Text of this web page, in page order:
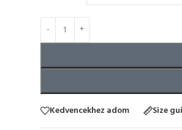
Kedvencekhez adom Size